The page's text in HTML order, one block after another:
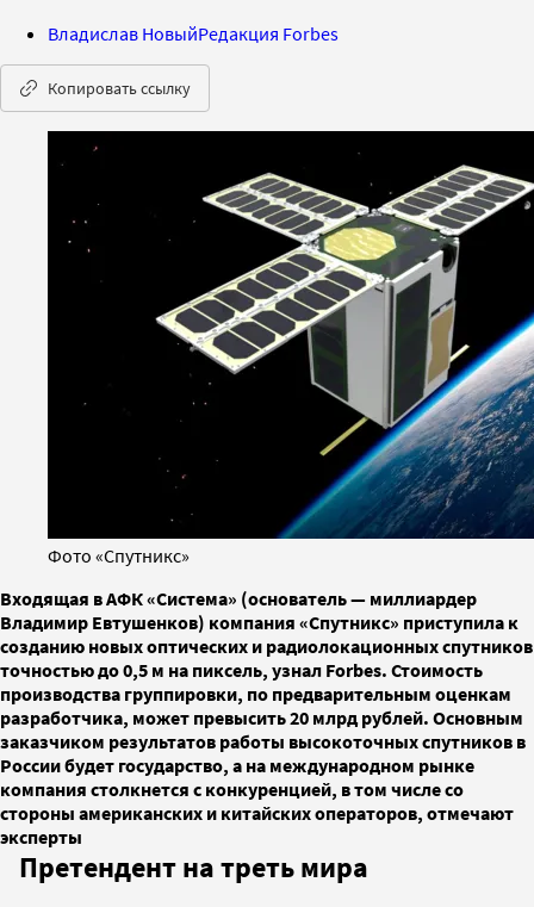
Владислав НовыйРедакция Forbes
Копировать ссылку
Фото «Спутникс»
Входящая в АФК «Система» (основатель — миллиардер
Владимир Евтушенков) компания «Спутникс» приступила к
созданию новых оптических и радиолокационных спутников
точностью до 0,5 м на пиксель, узнал Forbes. Стоимость
производства группировки, по предварительным оценкам
разработчика, может превысить 20 млрд рублей. Основным
заказчиком результатов работы высокоточных спутников в
России будет государство, а на международном рынке
компания столкнется с конкуренцией, в том числе со
стороны американских и китайских операторов, отмечают
эксперты
Претендент на треть мира